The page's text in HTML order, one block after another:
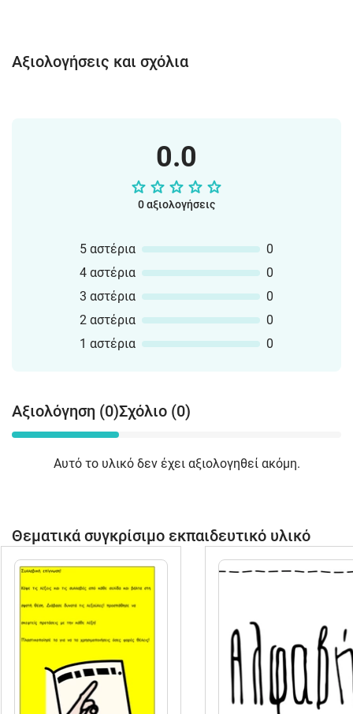
κάρτες με "λαχανικά" 🥕✔️16 Ελληνικές
εβδομάδας" 🌞✔️12 Ελληνικές + 12
Αγγλικές κάρτες με "χρώματα" 🔴✔️12
Ελληνικές + 12 Αγγλικές κάρτες με
"τους μήνες του χρόνου" 🐙✔️13
"τις προθέσεις"✔️20 Ελληνικές + 20
Αγγλικές κάρτες με "τα μέρη του
σώματος" 👂✔️54 Ελληνικές + 54
Αγγλικές κάρτες με "χρήματα σε
Ευρώ" ✔️24 Ελληνικές κάρτες με "την
Άλφα Βήτα".
Αξιολογήσεις και σχόλια
0.0
0 αξιολογήσεις
5 αστέρια
0
4 αστέρια
0
3 αστέρια
0
2 αστέρια
0
1 αστέρια
0
Αξιολόγηση (0)Σχόλιο (0)
Αυτό το υλικό δεν έχει αξιολογηθεί ακόμη.
Θεματικά συγκρίσιμο εκπαιδευτικό υλικό